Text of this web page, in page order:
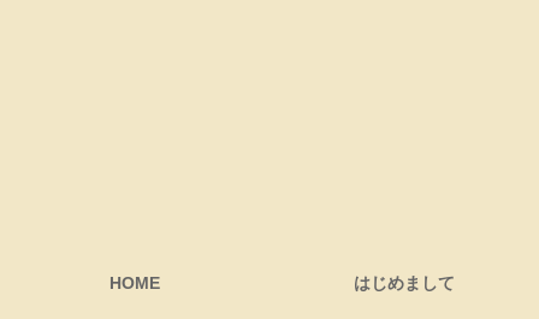
HOME はじめまして